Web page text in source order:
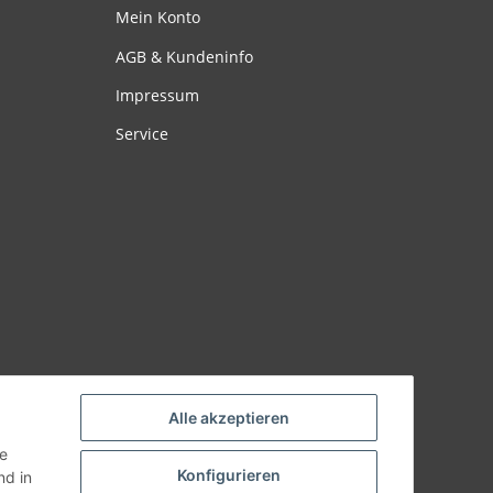
Alle akzeptieren
Konfigurieren
in
Mein Konto
AGB & Kundeninfo
Impressum
Service